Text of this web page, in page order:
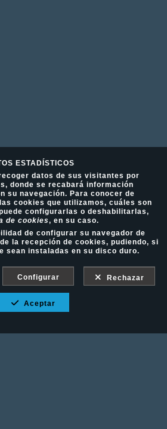
ESTADÍSTICOS
datos de sus visitantes por
donde se recabará información
su navegación. Para conocer de
cookies que utilizamos, cuáles son
configurarlas o deshabilitarlas,
de cookies, en su caso.
de configurar su navegador de
la recepción de cookies, pudiendo, si
sean instaladas en su disco duro.
Configurar Rechazar
Aceptar